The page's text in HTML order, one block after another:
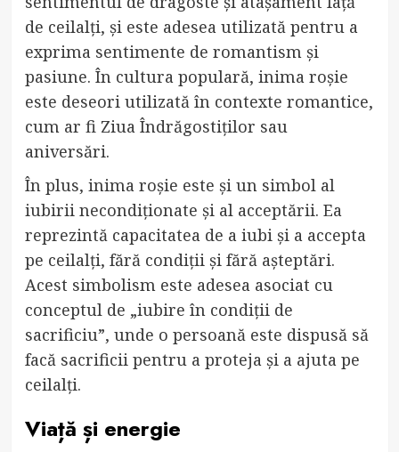
de ceilalți, și este adesea utilizată pentru a
exprima sentimente de romantism și
pasiune. În cultura populară, inima roșie
este deseori utilizată în contexte romantice,
cum ar fi Ziua Îndrăgostiților sau
aniversări.
În plus, inima roșie este și un simbol al
iubirii necondiționate și al acceptării. Ea
reprezintă capacitatea de a iubi și a accepta
pe ceilalți, fără condiții și fără așteptări.
Acest simbolism este adesea asociat cu
conceptul de „iubire în condiții de
sacrificiu”, unde o persoană este dispusă să
facă sacrificii pentru a proteja și a ajuta pe
ceilalți.
Viață și energie